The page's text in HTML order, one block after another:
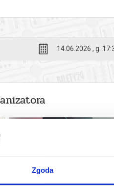
Zgoda
14.06.2026 , g.